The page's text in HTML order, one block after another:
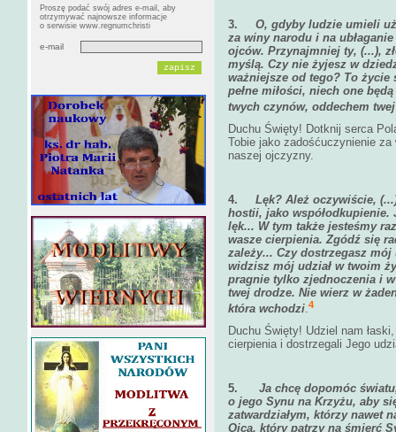
Proszę podać swój adres e-mail, aby
otrzymywać najnowsze informacje
o serwisie www.regnumchristi
e-mail
3. O, gdyby ludzie umieli
za winy narodu i na
ojców. Przynajmniej ty, (...),
myślą. Czy nie żyjesz w
ważniejsze od tego? To
pełne miłości, niech one
twych czynów, oddechem
Duchu Święty! Dotknij serca
Tobie jako zadośćuczynienie za
naszej ojczyzny.
4. Lęk? Ależ oczywiście,
hostii, jako współodkupienie.
lęk... W tym także jesteśmy
wasze cierpienia. Zgódź się
zależy... Czy dostrzegasz
widzisz mój udział w twoim
pragnie tylko zjednoczenia i
twej drodze. Nie wierz w
która wchodzi.4
Duchu Święty! Udziel nam
cierpienia i dostrzegali Jego
5.
Ja chcę dopomóc
o jego Synu na Krzyżu, aby
zatwardziałym, którzy nawet
Ojca, który patrzy na śmierć